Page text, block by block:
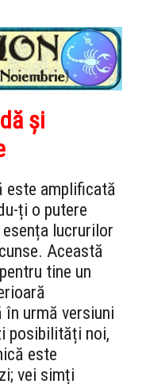
și
este amplificată
ți o putere
lucrurilor
Această
tine un
urmă versiuni
posibilități noi,
este
vei simți